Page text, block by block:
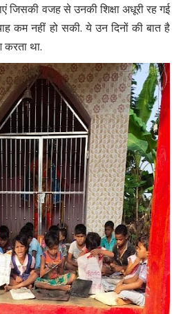
जिसकी वजह से उनकी शिक्षा अधूरी रह गई
कम नहीं हो सकी. ये उन दिनों की बात है
था.